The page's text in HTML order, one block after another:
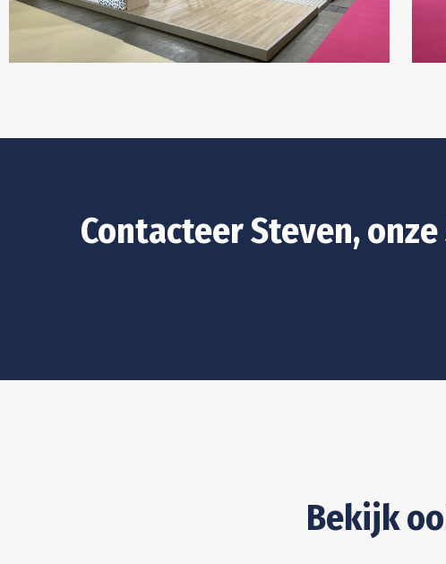
Contacteer Steven,
Bekijk